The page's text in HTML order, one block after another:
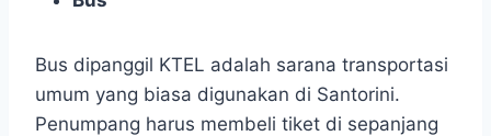
Bus dipanggil KTEL adalah sarana transportasi
umum yang biasa digunakan di Santorini.
Penumpang harus membeli tiket di sepanjang